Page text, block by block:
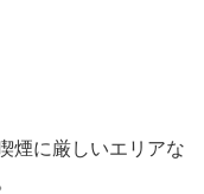
煙に厳しいエリアな